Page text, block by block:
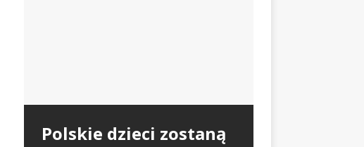
Polskie dzieci zostaną
Dlaczego Polacy
emigrują do Niemiec?
zabrał 3 dzieci –
Redakcja Polonium w
Walka o dzieci w
polskim sądzie |